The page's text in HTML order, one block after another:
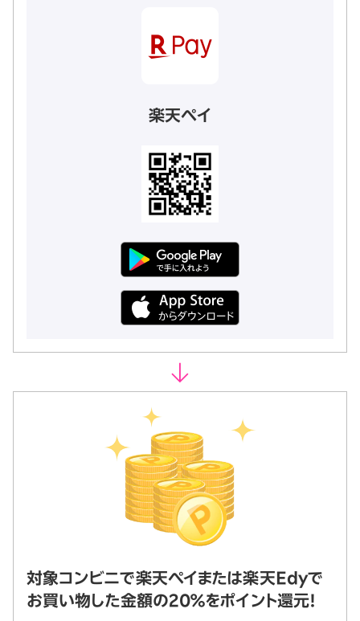
楽天ペイ
対象コンビニで楽天ペイまたは楽天Edyで
お買い物した金額の20％をポイント還元！